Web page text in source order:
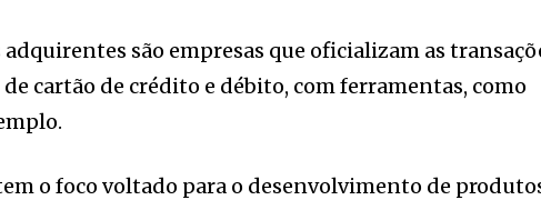
adquirentes são empresas que oficializam as
cartão de crédito e débito, com ferramentas, como
o foco voltado para o desenvolvimento de